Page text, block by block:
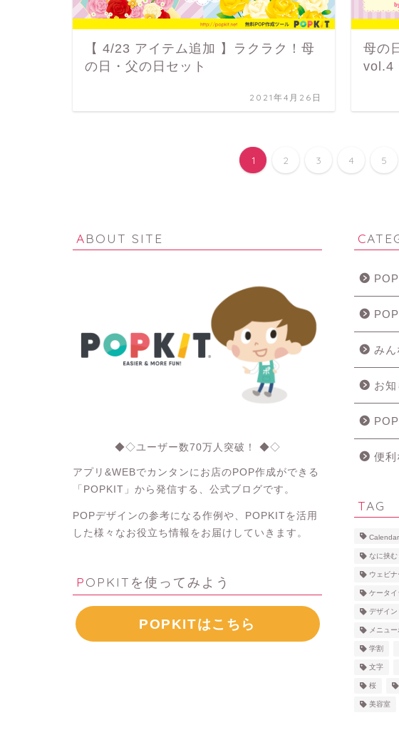
【 4/23 アイテム追加 】ラクラク！母
の日・父の日セット
2021年4月26日
母の
vol.4
1 2 3 4 5
ABOUT SITE
◆◇ユーザー数70万人突破！ ◆◇
アプリ&WEBでカンタンにお店のPOP作成ができる
「POPKIT」から発信する、公式ブログです。
POPデザインの参考になる作例や、POPKITを活用
した様々なお役立ち情報をお届けしていきます。
POPKITを使ってみよう
POPKITはこちら
みん
お
便利
TAG
Calendar
なに挟む
ウェビナ
ケータ
デザイン
メニュ
学割
文字
桜
美容室